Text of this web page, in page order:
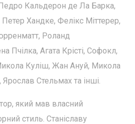
Кальдерон де Ла Барка,
Хандке, Фелікс Міттерер,
Роланд
Пчілка, Агата Крісті, Софокл,
Куліш, Жан Ануй, Микола
Стельмах та інші.
який мав власний
стиль. Станіславу